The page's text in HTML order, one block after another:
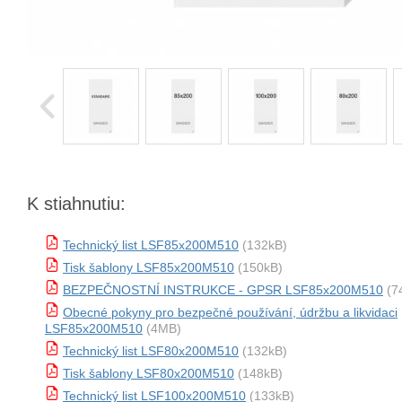
K stiahnutiu:
Technický list LSF85x200M510 (132kB)
Tisk šablony LSF85x200M510 (150kB)
BEZPEČNOSTNÍ INSTRUKCE - GPSR LSF85x200M510
Obecné pokyny pro bezpečné používání, údržbu a likvidaci
LSF85x200M510 (4MB)
Technický list LSF80x200M510 (132kB)
Tisk šablony LSF80x200M510 (148kB)
Technický list LSF100x200M510 (133kB)